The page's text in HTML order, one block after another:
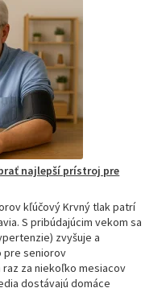
najlepší prístroj pre
kľúčový Krvný tlak patrí
S pribúdajúcim vekom sa
zvyšuje a
pre seniorov
za niekoľko mesiacov
dostávajú domáce